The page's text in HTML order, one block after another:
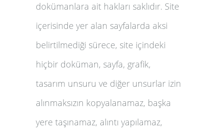
dokümanlara ait hakları saklıdır. Site
içerisinde yer alan sayfalarda aksi
belirtilmediği sürece, site içindeki
hiçbir doküman, sayfa, grafik,
tasarım unsuru ve diğer unsurlar izin
alınmaksızın kopyalanamaz, başka
yere taşınamaz, alıntı yapılamaz,